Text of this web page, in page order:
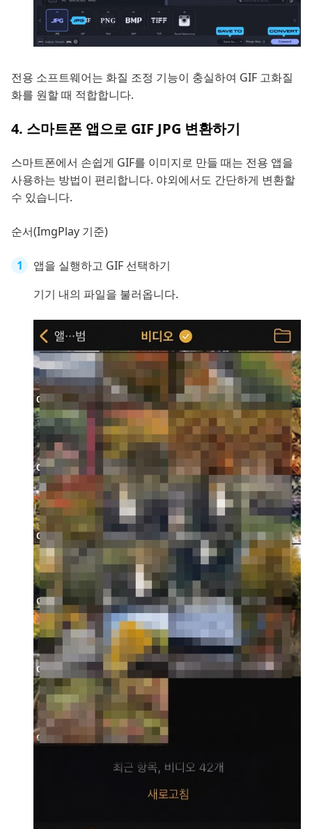
전용 소프트웨어는 화질 조정 기능이 충실하여 GIF 고화질
화를 원할 때 적합합니다.
4. 스마트폰 앱으로 GIF JPG 변환하기
스마트폰에서 손쉽게 GIF를 이미지로 만들 때는 전용 앱을
사용하는 방법이 편리합니다. 야외에서도 간단하게 변환할
수 있습니다.
순서(ImgPlay 기준)
앱을 실행하고 GIF 선택하기
기기 내의 파일을 불러옵니다.